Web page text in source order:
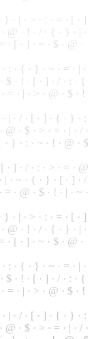
} · | · > · : · = · [ · ]
· @ · ! · / · { · } · | ·
· [ · ] · ~ · $ · @ ·
· : · { · } · ~ · = · | ·
$ · ! · [ · ] · / · : · {
= · | · > · @ · $ · !
| · / · [ · ] · { · } · :
· $ · > · = · | · / ·
· } · : · ~ · ! · @ · $
· ] · / · : · > · = · @
| · ~ · { · } · [ · ] · /
= · @ · $ · ! · | · ~ ·
} · | · > · : · = · [ · ]
@ · ! · / · { · } · | ·
· [ · ] · ~ · $ · @ ·
: · { · } · ~ · = · | ·
$ · ! · [ · ] · / · : · {
= · | · > · @ · $ · !
| · / · [ · ] · { · } · :
@ · $ · > · = · | · / ·